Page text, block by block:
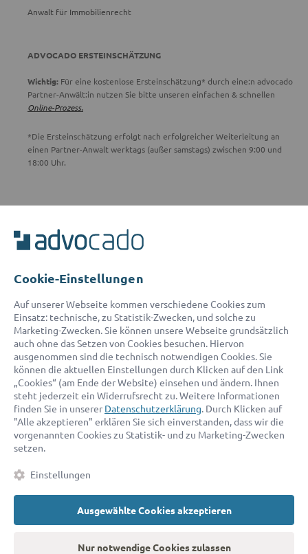
Anwalt für Immobilienrecht
ADVOCADO ERSTEINSCHÄTZUNG
Wichtig: Für eine kostenlose Ersteinschätzung* durch eine:n advocado
Partner-Anwält:in nutzen Sie bitte unseren einfachen & schnellen
Online-Prozess.
*Die Ersteinschätzung erfolgt nach erfolgreicher Weiterleitung an
einen Partner-Anwalt werktags (außer samstags) zwischen 9:00 und
18:00 Uhr.
Unser Serviceteam ist von 8:00 bis 17:00 Uhr für Sie erreichbar.
E-Mail:
service@advocado.com
© 2026 advocado - einfach online den passenden Rechtsanwalt finden
Auszeichnungen:
KontaktDatenschutzImpressumFaktenAGB
CookiesBarrierefreiheitserklärung
Cookie-Einstellungen
Auf unserer Webseite kommen verschiedene Cookies zum
Einsatz: technische, zu Statistik-Zwecken, und solche zu
Marketing-Zwecken. Sie können unsere Webseite grundsätzlich
auch ohne das Setzen von Cookies besuchen. Hiervon
ausgenommen sind die technisch notwendigen Cookies. Sie
können die aktuellen Einstellungen durch Klicken auf den Link
„Cookies“ (am Ende der Website) einsehen und ändern. Ihnen
steht jederzeit ein Widerrufsrecht zu. Weitere Informationen
finden Sie in unserer Datenschutzerklärung. Durch Klicken auf
"Alle akzeptieren" erklären Sie sich einverstanden, dass wir die
vorgenannten Cookies zu Statistik- und zu Marketing-Zwecken
setzen.
Einstellungen
Ausgewählte Cookies akzeptieren
Nur notwendige Cookies zulassen